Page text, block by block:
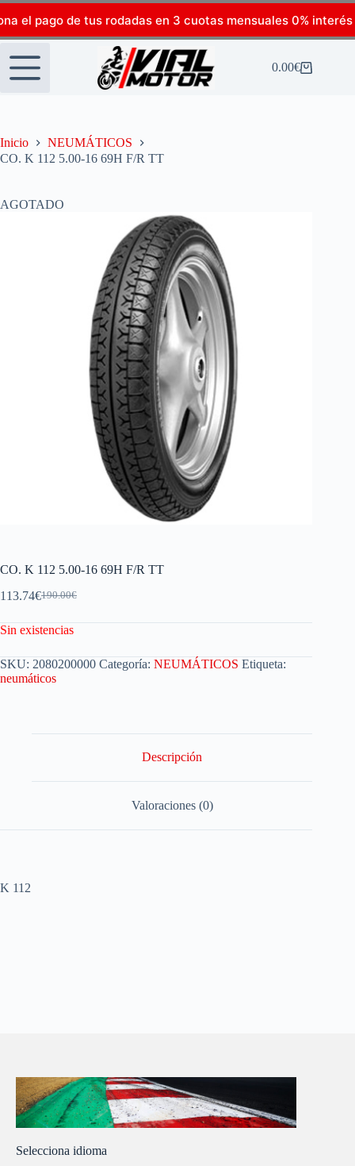
el pago de tus rodadas en 3 cuotas mensuales 0% interés
0.00€
Inicio
NEUMÁTICOS
CO. K 112 5.00-16 69H F/R TT
AGOTADO
CO. K 112 5.00-16 69H F/R TT
190.00€
113.74€
Sin existencias
SKU: 2080200000 Categoría: NEUMÁTICOS Etiqueta:
neumáticos
Descripción
Valoraciones (0)
K 112
Selecciona idioma